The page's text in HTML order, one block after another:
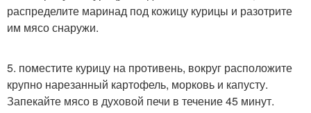
распределите маринад под кожицу курицы и разотрите
им мясо снаружи.
5. поместите курицу на противень, вокруг расположите
крупно нарезанный картофель, морковь и капусту.
Запекайте мясо в духовой печи в течение 45 минут.